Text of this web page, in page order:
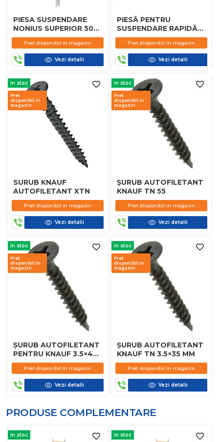
PIESA SUSPENDARE
NONIUS SUPERIOR 50
CM KNAUF
Pret disponibil in magazin
Vezi detalii
PIESĂ PENTRU
SUSPENDARE RAPIDĂ
CD 60 KNAUF
Pret disponibil in magazin
Vezi detalii
in stoc
Pret
disponibil in
magazin
SURUB KNAUF
AUTOFILETANT XTN
Pret disponibil in magazin
Vezi detalii
in stoc
Pret
disponibil in
magazin
ȘURUB AUTOFILETANT
KNAUF TN 55
Pret disponibil in magazin
Vezi detalii
in stoc
Pret
disponibil in
magazin
ȘURUB AUTOFILETANT
PENTRU KNAUF 3.5×45
MM
Pret disponibil in magazin
Vezi detalii
in stoc
Pret
disponibil in
magazin
ȘURUB AUTOFILETANT
KNAUF TN 3.5×35 MM
Pret disponibil in magazin
Vezi detalii
PRODUSE COMPLEMENTARE
in stoc in stoc